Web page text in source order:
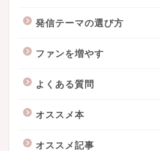
発信テーマの選び方
ファンを増やす
よくある質問
オススメ本
オススメ記事